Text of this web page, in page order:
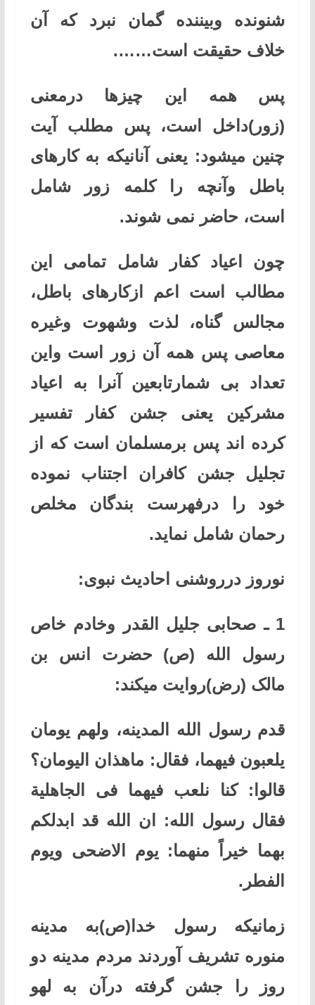
شنونده وبیننده گمان نبرد که آن
خلاف حقیقت است…….
پس همه این چیزها درمعنی
(زور)داخل است، پس مطلب آیت
چنین میشود: یعنی آنانیکه به کارهای
باطل وآنچه را کلمه زور شامل
است، حاضر نمی شوند.
چون اعیاد کفار شامل تمامی این
مطالب است اعم ازکارهای باطل،
مجالس گناه، لذت وشهوت وغیره
معاصی پس همه آن زور است واین
تعداد بی شمارتابعین آنرا به اعیاد
مشرکین یعنی جشن کفار تفسیر
کرده اند پس برمسلمان است که از
تجلیل جشن کافران اجتناب نموده
خود را درفهرست بندگان مخلص
رحمان شامل نماید.
نوروز درروشنی احادیث نبوی:
1 ـ صحابی جلیل القدر وخادم خاص
رسول الله (ص) حضرت انس بن
مالک (رض)روایت میکند:
قدم رسول الله المدینه، ولهم یومان
یلعبون فیهما، فقال: ماهذان الیومان؟
قالوا: کنا نلعب فیهما فی الجاهلیة
فقال رسول الله: ان الله قد ابدلکم
بهما خیراً منهما: یوم الاضحی ویوم
الفطر .
زمانیکه رسول خدا(ص)به مدینه
منوره تشریف آوردند مردم مدینه دو
روز را جشن گرفته درآن به لهو